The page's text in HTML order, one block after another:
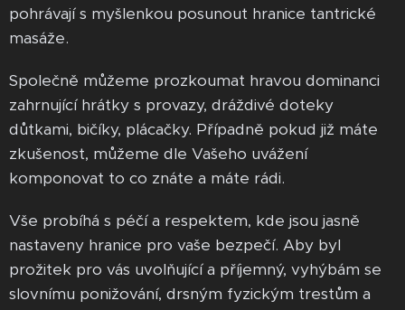
pohrávají s myšlenkou posunout hranice tantrické
masáže.
Společně můžeme prozkoumat hravou dominanci
zahrnující hrátky s provazy, dráždivé doteky
důtkami, bičíky, plácačky. Případně pokud již máte
zkušenost, můžeme dle Vašeho uvážení
komponovat to co znáte a máte rádi.
Vše probíhá s péčí a respektem, kde jsou jasně
nastaveny hranice pro vaše bezpečí. Aby byl
prožitek pro vás uvolňující a příjemný, vyhýbám se
slovnímu ponižování, drsným fyzickým trestům a